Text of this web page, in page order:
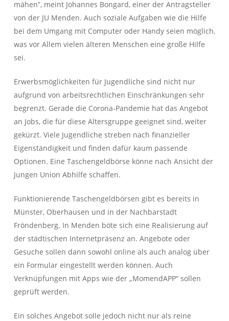
mähen”, meint Johannes Bongard, einer der Antragsteller
von der JU Menden. Auch soziale Aufgaben wie die Hilfe
bei dem Umgang mit Computer oder Handy seien möglich,
was vor Allem vielen älteren Menschen eine große Hilfe
sei.
Erwerbsmöglichkeiten für Jugendliche sind nicht nur
aufgrund von arbeitsrechtlichen Einschränkungen sehr
begrenzt. Gerade die Corona-Pandemie hat das Angebot
an Jobs, die für diese Altersgruppe geeignet sind, weiter
gekürzt. Viele Jugendliche streben nach finanzieller
Eigenständigkeit und finden dafür kaum passende
Optionen. Eine Taschengeldbörse könne nach Ansicht der
Jungen Union Abhilfe schaffen.
Funktionierende Taschengeldbörsen gibt es bereits in
Münster, Oberhausen und in der Nachbarstadt
Fröndenberg. In Menden böte sich eine Realisierung auf
der städtischen Internetpräsenz an. Angebote oder
Gesuche sollen dann sowohl online als auch analog über
ein Formular eingestellt werden können. Auch
Verknüpfungen mit Apps wie der „MomendAPP“ sollen
geprüft werden.
Ein solches Angebot solle jedoch nicht nur als reine